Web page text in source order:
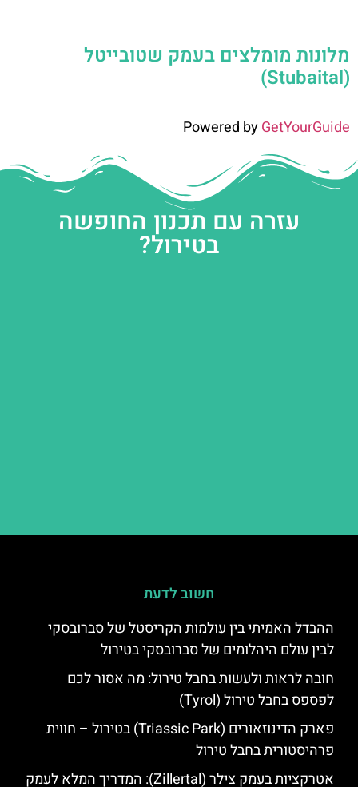
מלונות מומלצים בעמק שטובייטל
(Stubaital)
Powered byGetYourGuide
עזרה עם תכנון החופשה
בטירול?
חשוב לדעת
ההבדל האמיתי בין עולמות הקריסטל של סברובסקי
לבין עולם היהלומים של סברובסקי בטירול
חובה לראות ולעשות בחבל טירול: מה אסור לכם
לפספס בחבל טירול (Tyrol)
פארק הדינוזאורים (Triassic Park) בטירול – חווית
פרהיסטורית בחבל טירול
אטרקציות בעמק צילר (Zillertal): המדריך המלא לעמק